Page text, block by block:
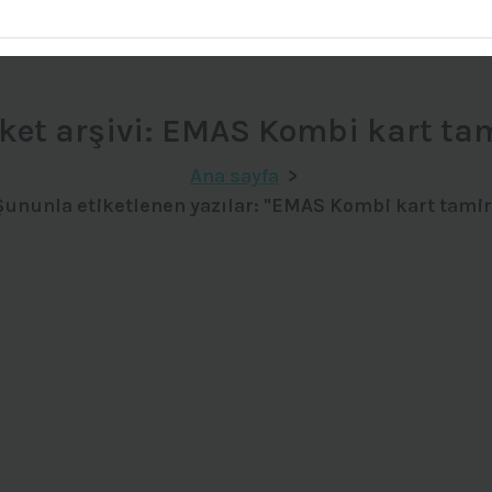
arşivi: EMAS Kombi kart
Ana sayfa >
etiketlenen yazılar: "EMAS Kombi kart